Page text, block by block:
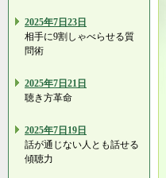
2025年7日23日
相手に9割しゃべらせる質
問術
2025年7日21日
聴き方革命
2025年7日19日
話が通じない人とも話せる
傾聴力